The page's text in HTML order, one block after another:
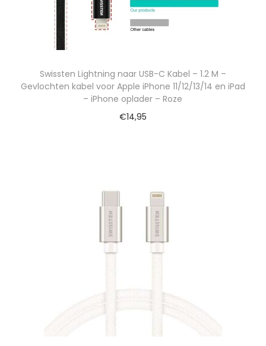
Swissten Lightning naar USB-C Kabel – 1.2 M –
Gevlochten kabel voor Apple iPhone 11/12/13/14 en iPad
– iPhone oplader – Roze
€14,95